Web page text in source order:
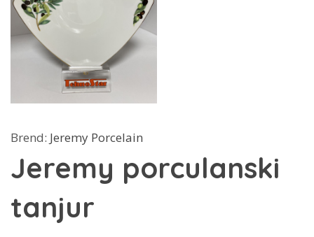
Brend: Jeremy Porcelain
Jeremy porculanski
tanjur